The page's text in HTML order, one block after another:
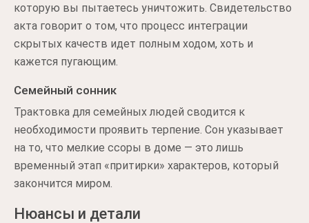
которую вы пытаетесь уничтожить. Свидетельство
акта говорит о том, что процесс интеграции
скрытых качеств идет полным ходом, хоть и
кажется пугающим.
Семейный сонник
Трактовка для семейных людей сводится к
необходимости проявить терпение. Сон указывает
на то, что мелкие ссоры в доме — это лишь
временный этап «притирки» характеров, который
закончится миром.
Нюансы и детали